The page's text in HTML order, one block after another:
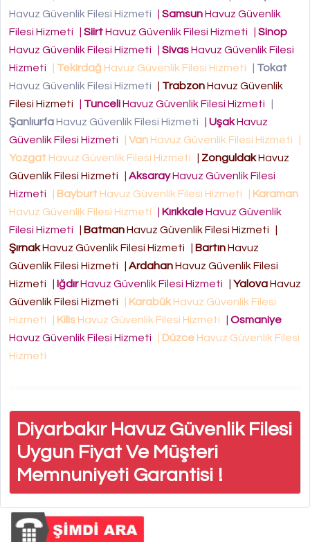
Havuz Güvenlik Filesi Hizmeti
SamsunHavuz Güvenlik
Filesi Hizmeti
SiirtHavuz Güvenlik Filesi Hizmeti
Sinop
Havuz Güvenlik Filesi Hizmeti
SivasHavuz Güvenlik Filesi
Hizmeti
Tekirdağ Havuz Güvenlik Filesi Hizmeti
Tokat
Havuz Güvenlik Filesi Hizmeti
TrabzonHavuz Güvenlik
Filesi Hizmeti
TunceliHavuz Güvenlik Filesi Hizmeti
ŞanlıurfaHavuz Güvenlik Filesi Hizmeti UşakHavuz
Güvenlik Filesi Hizmeti
Van Havuz Güvenlik Filesi Hizmeti
Yozgat Havuz Güvenlik Filesi Hizmeti ZonguldakHavuz
Güvenlik Filesi Hizmeti
AksarayHavuz Güvenlik Filesi
Hizmeti
Bayburt Havuz Güvenlik Filesi Hizmeti
Karaman
Havuz Güvenlik Filesi Hizmeti
KırıkkaleHavuz Güvenlik
Filesi Hizmeti
BatmanHavuz Güvenlik Filesi Hizmeti
ŞırnakHavuz Güvenlik Filesi Hizmeti BartınHavuz
Güvenlik Filesi Hizmeti
ArdahanHavuz Güvenlik Filesi
Hizmeti
IğdırHavuz Güvenlik Filesi Hizmeti YalovaHavuz
Güvenlik Filesi Hizmeti
KarabükHavuz Güvenlik Filesi
Hizmeti
Kilis Havuz Güvenlik Filesi Hizmeti
Osmaniye
Havuz Güvenlik Filesi Hizmeti
Düzce Havuz Güvenlik Filesi
Hizmeti
Diyarbakır Havuz Güvenlik Filesi
Uygun Fiyat Ve Müşteri
Memnuniyeti Garantisi !